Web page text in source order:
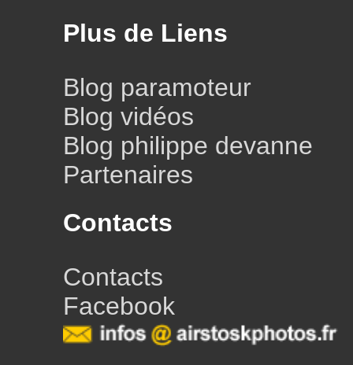
Plus de Liens
Blog paramoteur
Blog vidéos
Blog philippe devanne
Partenaires
Contacts
Contacts
Facebook